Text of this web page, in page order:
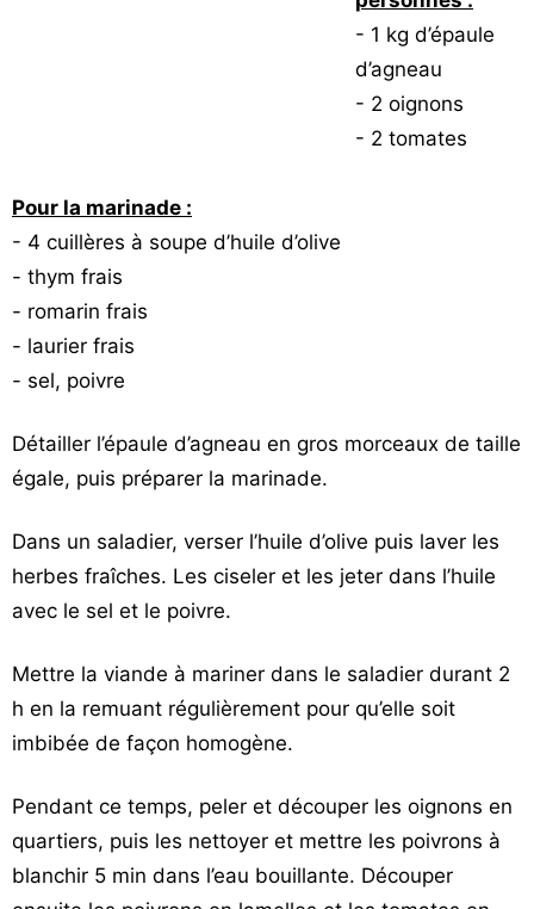
- 1 kg d’épaule
d’agneau
- 2 oignons
- 2 tomates
Pour la marinade :
- 4 cuillères à soupe d’huile d’olive
- thym frais
- romarin frais
- laurier frais
- sel, poivre
Détailler l’épaule d’agneau en gros morceaux de taille
égale, puis préparer la marinade.
Dans un saladier, verser l’huile d’olive puis laver les
herbes fraîches. Les ciseler et les jeter dans l’huile
avec le sel et le poivre.
Mettre la viande à mariner dans le saladier durant 2
h en la remuant régulièrement pour qu’elle soit
imbibée de façon homogène.
Pendant ce temps, peler et découper les oignons en
quartiers, puis les nettoyer et mettre les poivrons à
blanchir 5 min dans l’eau bouillante. Découper